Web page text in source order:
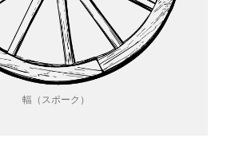
輻（スポーク）